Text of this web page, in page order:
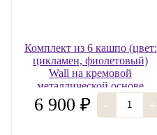
Комплект из 6 кашпо (цвет:
цикламен, фиолетовый)
Wall на кремовой
металлической основе
56х38 см
6 900 ₽ - +